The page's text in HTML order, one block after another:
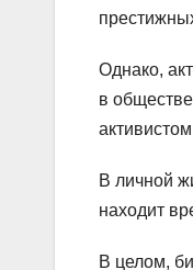
Однако,
в
В личной
находит
В целом,